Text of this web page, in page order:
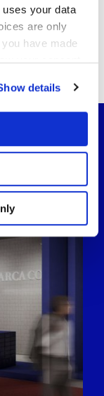
uses your data
are only
have made
your consent
several
it for
is processed
.
ads, to
our traffic.
of our site with
partners who
you’ve
from your use
details
Artikeln